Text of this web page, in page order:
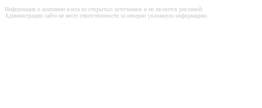
Информация о компании взята из открытых источников и не является рекламой.
Администрация сайта не несёт ответственности за неверно указанную информацию.